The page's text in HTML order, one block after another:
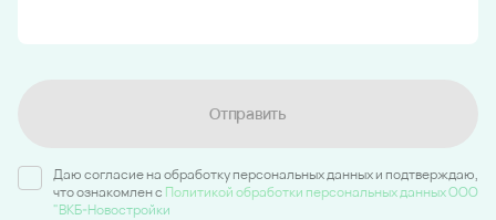
Отправить
Даю согласие на обработку персональных данных и подтверждаю,
что ознакомлен c Политикой обработки персональных данных ООО
"ВКБ-Новостройки